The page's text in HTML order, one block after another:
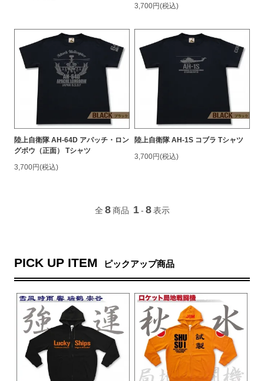
3,700円(税込)
陸上自衛隊 AH-64D アパッチ・ロン
グボウ（正面） Tシャツ
3,700円(税込)
陸上自衛隊 AH-1S コブラ Tシャツ
3,700円(税込)
全 8 商品 1 - 8 表示
PICK UP ITEM ピックアップ商品